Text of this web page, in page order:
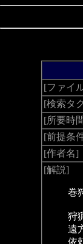
[ファイ
[検索タ
[所要時
[前提条
[作者名]
[解説]
巻
狩
遠
依